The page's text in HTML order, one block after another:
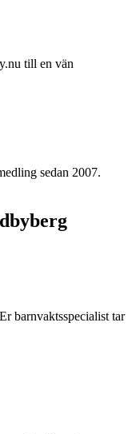
till en vän
sedan 2007.
barnvaktsspecialist tar